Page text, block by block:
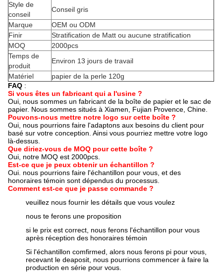
Style de
conseil
Conseil gris
Marque
OEM ou ODM
Finir
Stratification de Matt ou aucune stratification
MOQ
2000pcs
Temps de
produit
Environ 13 jours de travail
Matériel
papier de la perle 120g
FAQ :
Si vous êtes un fabricant qui a l'usine ?
Oui, nous sommes un fabricant de la boîte de papier et le sac de
papier. Nous sommes situés à Xiamen, Fujian Provence, Chine.
Pouvons-nous mettre notre logo sur cette boîte ?
Oui, nous pourrions faire l'adaptons aux besoins du client pour
basé sur votre conception. Ainsi vous pourriez mettre votre logo
là-dessus.
Que diriez-vous de MOQ pour cette boîte ?
Oui, notre MOQ est 2000pcs.
Est-ce que je peux obtenir un échantillon ?
Oui. nous pourrions faire l'échantillon pour vous, et des
honoraires témoin sont dépendus du processus.
Comment est-ce que je passe commande ?
veuillez nous fournir les détails que vous voulez
nous te ferons une proposition
si le prix est correct, nous ferons l'échantillon pour vous
après réception des honoraires témoin
Si l'échantillon comfirmed, alors nous ferons pi pour vous,
recevant le deaposit, nous pourrions commencer à faire la
production en série pour vous.